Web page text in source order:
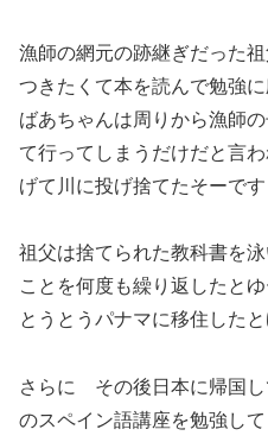
漁師の網元の跡継ぎだった
つきたくて本を読んで勉強
ばあちゃんは周りから漁師
て行ってしまうだけだと言
げて川に投げ捨てたそーです
祖父は捨てられた教科書を
ことを何度も繰り返したと
とうとうパナマに移住した
さらに その後日本に帰国
のスペイン語講座を勉強